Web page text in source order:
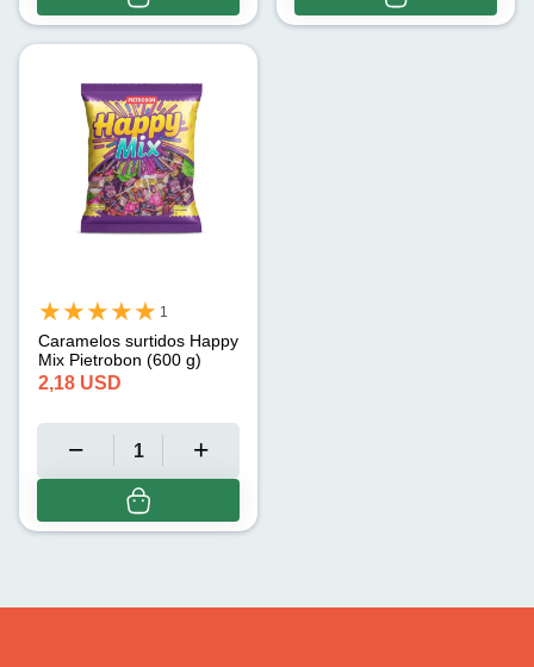
1
Caramelos surtidos Happy
Mix Pietrobon (600 g)
2,18 USD